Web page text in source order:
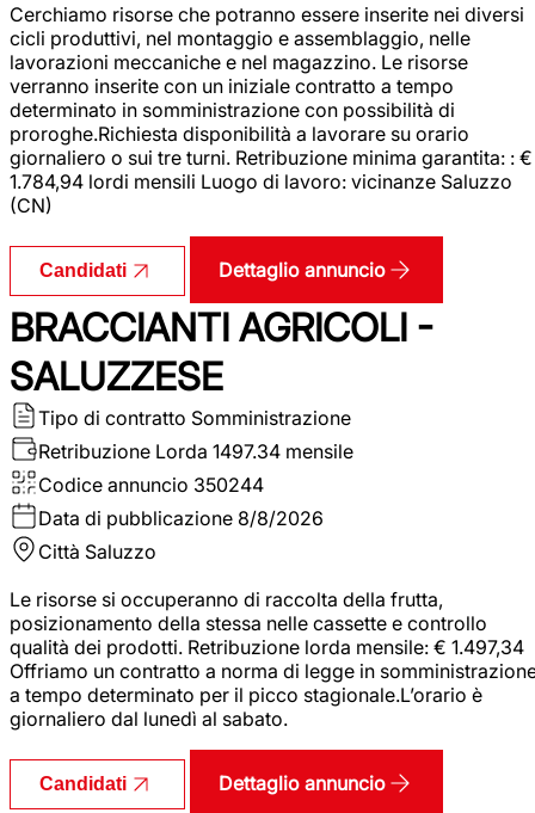
Cerchiamo risorse che potranno essere inserite nei diversi
cicli produttivi, nel montaggio e assemblaggio, nelle
lavorazioni meccaniche e nel magazzino. Le risorse
verranno inserite con un iniziale contratto a tempo
determinato in somministrazione con possibilità di
proroghe.Richiesta disponibilità a lavorare su orario
giornaliero o sui tre turni. Retribuzione minima garantita: : €
1.784,94 lordi mensili Luogo di lavoro: vicinanze Saluzzo
(CN)
Candidati Dettaglio annuncio
BRACCIANTI AGRICOLI -
SALUZZESE
Tipo di contratto Somministrazione
Retribuzione Lorda 1497.34 mensile
Codice annuncio 350244
Data di pubblicazione 8/8/2026
Città Saluzzo
Le risorse si occuperanno di raccolta della frutta,
posizionamento della stessa nelle cassette e controllo
qualità dei prodotti. Retribuzione lorda mensile: € 1.497,34
Offriamo un contratto a norma di legge in
a tempo determinato per il picco stagionale.L’orario è
giornaliero dal lunedì al sabato.
Candidati Dettaglio annuncio